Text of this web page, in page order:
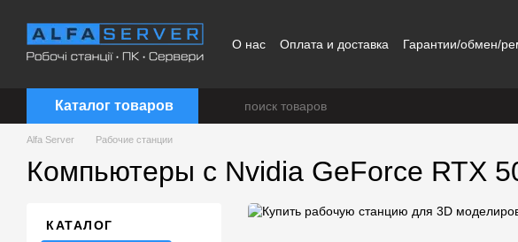
О нас Оплата и доставка Гарантии/обмен/
Каталог товаров
Alfa Server Рабочие станции
Компьютеры с Nvidia GeForce RTX
КАТАЛОГ